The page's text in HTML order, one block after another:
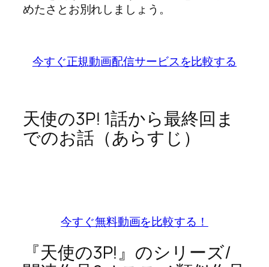
めたさとお別れしましょう。
今すぐ正規動画配信サービスを比較する
天使の3P! 1話から最終回ま
でのお話（あらすじ）
今すぐ無料動画を比較する！
『天使の3P!』のシリーズ/